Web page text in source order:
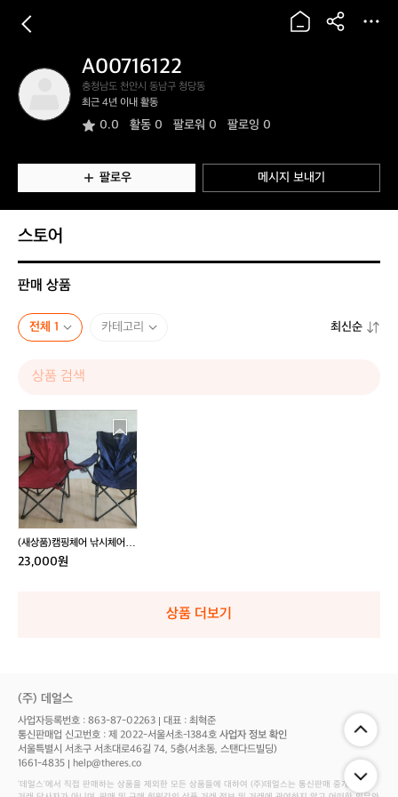
A
0
0
6
2
2
A00716122
충청남도 천안시 동남구 청당동
최근 4년 이내 활동
0.0 활동 0 팔로워 0 팔로잉 0
팔로우 메시지 보내기
스토어
판매 상품
전체 1 카테고리 최신순
상
품)
캠
핑
체
어
낚
시
체
(새상품)캠핑체어 낚시체어 2
개
23,000원
상품 더보기
(주) 데얼스
사업자등록번호 : 863-87-02263 대표 : 최혁준
통신판매업 신고번호 : 제 2022-서울서초-1384호 사업자 정보 확인
서울특별시 서초구 서초대로46길 74, 5층(서초동, 스탠다드빌딩)
1661-4835
help@theres.co
‘데얼스'에서 직접 판매하는 상품을 제외한 모든 상품들에 대하여 (주)데얼스는 통신판매 중개자로서